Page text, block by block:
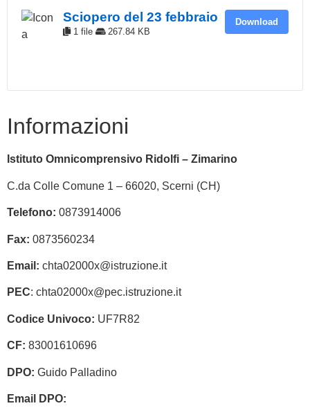
Sciopero del 23 febbraio
1 file 267.84 KB
Download
Informazioni
Istituto Omnicomprensivo Ridolfi – Zimarino
C.da Colle Comune 1 – 66020, Scerni (CH)
Telefono: 0873914006
Fax: 0873560234
Email: chta02000x@istruzione.it
PEC: chta02000x@pec.istruzione.it
Codice Univoco: UF7R82
CF: 83001610696
DPO: Guido Palladino
Email DPO: